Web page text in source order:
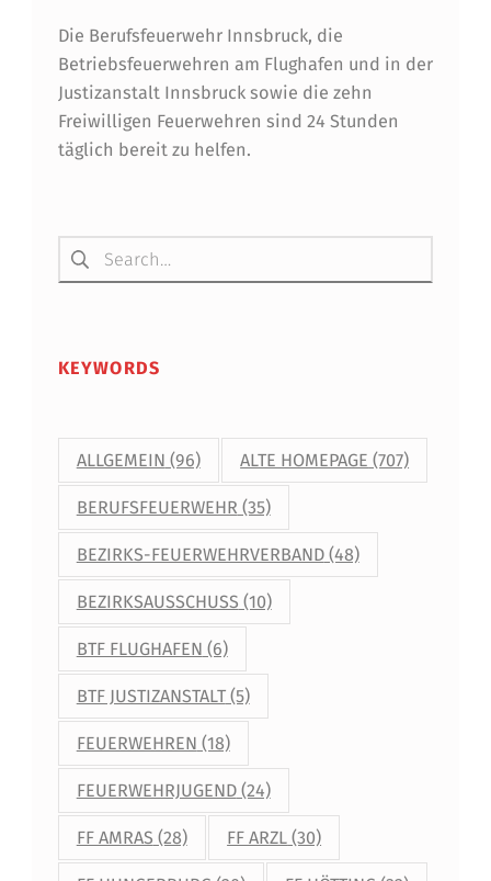
Die Berufsfeuerwehr Innsbruck, die
Betriebsfeuerwehren am Flughafen und in der
Justizanstalt Innsbruck sowie die zehn
Freiwilligen Feuerwehren sind 24 Stunden
täglich bereit zu helfen.
Suchen nach:
KEYWORDS
ALLGEMEIN (96) ALTE HOMEPAGE (707)
BERUFSFEUERWEHR (35)
BEZIRKS-FEUERWEHRVERBAND(48)
BEZIRKSAUSSCHUSS (10)
BTF FLUGHAFEN (6)
BTF JUSTIZANSTALT(5)
FEUERWEHREN (18)
FEUERWEHRJUGEND(24)
FF AMRAS (28) FF ARZL (30)